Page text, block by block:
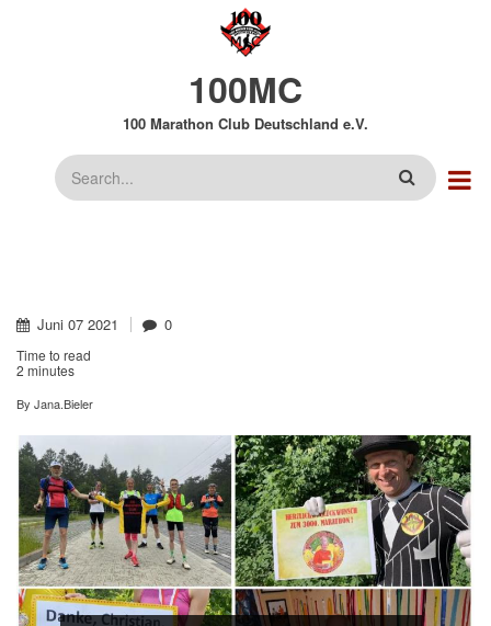
100MC
100 Marathon Club Deutschland e.V.
Suche
Juni 07 2021 0
Time to read
2 minutes
By Jana.Bieler